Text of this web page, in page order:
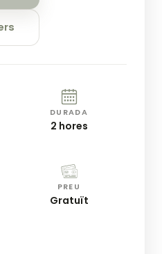
DURADA
2 hores
PREU
Gratuït